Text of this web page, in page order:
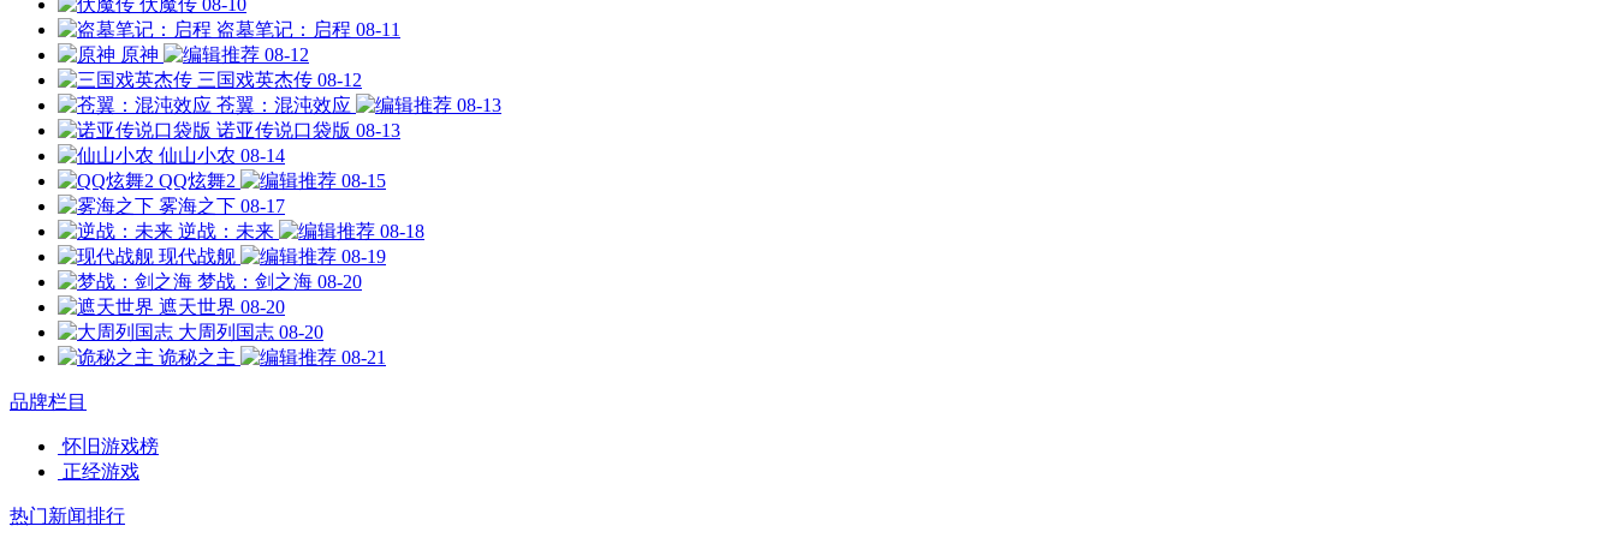
盗墓笔记：启程 08-11
原神
08-12
三国戏英杰传 08-12
苍翼：混沌效应
08-13
诺亚传说口袋版 08-13
仙山小农 08-14
QQ炫舞2
08-15
雾海之下 08-17
逆战：未来
08-18
现代战舰
08-19
梦战：剑之海 08-20
遮天世界 08-20
大周列国志 08-20
诡秘之主
08-21
品牌栏目
怀旧游戏榜
正经游戏
热门新闻排行